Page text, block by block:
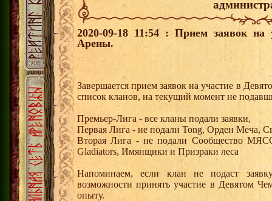
2020-09-18 11:54 : Прием заявок на
Арены.
Завершается прием заявок на участие в
список кланов, на текущий момент не
Премьер-Лига - все кланы подали заявки,
Первая Лига - не подали Tong, Орден Меча,
Вторая Лига - не подали Сообщество
Gladiators, Имянщики и Призраки леса
Напоминаем, если клан не подаст
возможности принять участие в Девятом
опыту.